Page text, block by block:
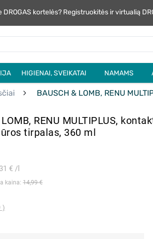
kortelės? Registruokitės ir virtualią
HIGIENAI, SVEIKATAI NAMAMS
BAUSCH & LOMB, RENU
RENU MULTIPLUS,
tirpalas, 360 ml
€ l
kaina: 14,99 €
)